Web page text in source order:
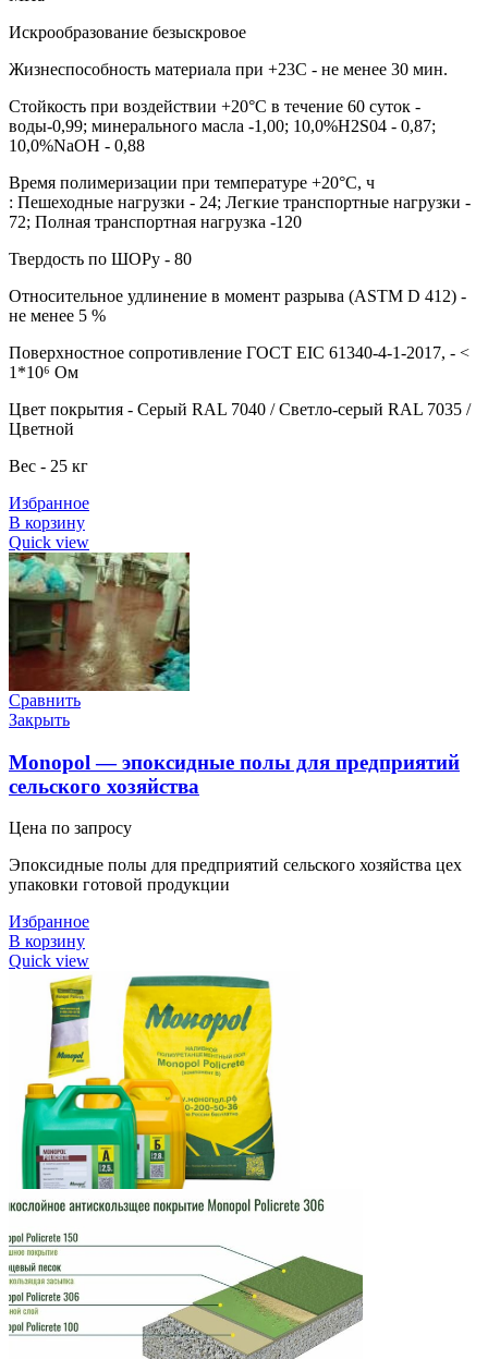
Искрообразование безыскровое
Жизнеспособность материала при +23С - не менее 30 мин.
Стойкость при воздействии +20°С в течение 60 суток -
воды-0,99; минерального масла -1,00; 10,0%H2S04 - 0,87;
10,0%NaOH - 0,88
Время полимеризации при температуре +20°C, ч
: Пешеходные нагрузки - 24; Легкие транспортные нагрузки -
72; Полная транспортная нагрузка -120
Твердость по ШОРу - 80
Относительное удлинение в момент разрыва (ASTM D 412) -
не менее 5 %
Поверхностное сопротивление ГОСТ EIC 61340-4-1-2017, - <
1*10⁶ Ом
Цвет покрытия - Серый RAL 7040 / Светло-серый RAL 7035 /
Цветной
Вес - 25 кг
Избранное
В корзину
Quick view
Сравнить
Закрыть
Monopol — эпоксидные полы для предприятий
сельского хозяйства
Цена по запросу
Эпоксидные полы для предприятий сельского хозяйства цех
упаковки готовой продукции
Избранное
В корзину
Quick view